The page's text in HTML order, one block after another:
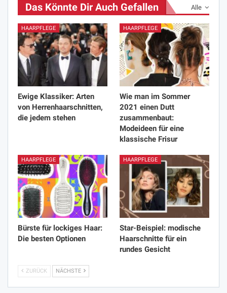
Alle
Das Könnte Dir Auch Gefallen
HAARPFLEGE
Ewige Klassiker: Arten
von Herrenhaarschnitten,
die jedem stehen
HAARPFLEGE
Wie man im Sommer
2021 einen Dutt
zusammenbaut:
Modeideen für eine
klassische Frisur
HAARPFLEGE
Bürste für lockiges Haar:
Die besten Optionen
HAARPFLEGE
Star-Beispiel: modische
Haarschnitte für ein
rundes Gesicht
ZURÜCK NÄCHSTE